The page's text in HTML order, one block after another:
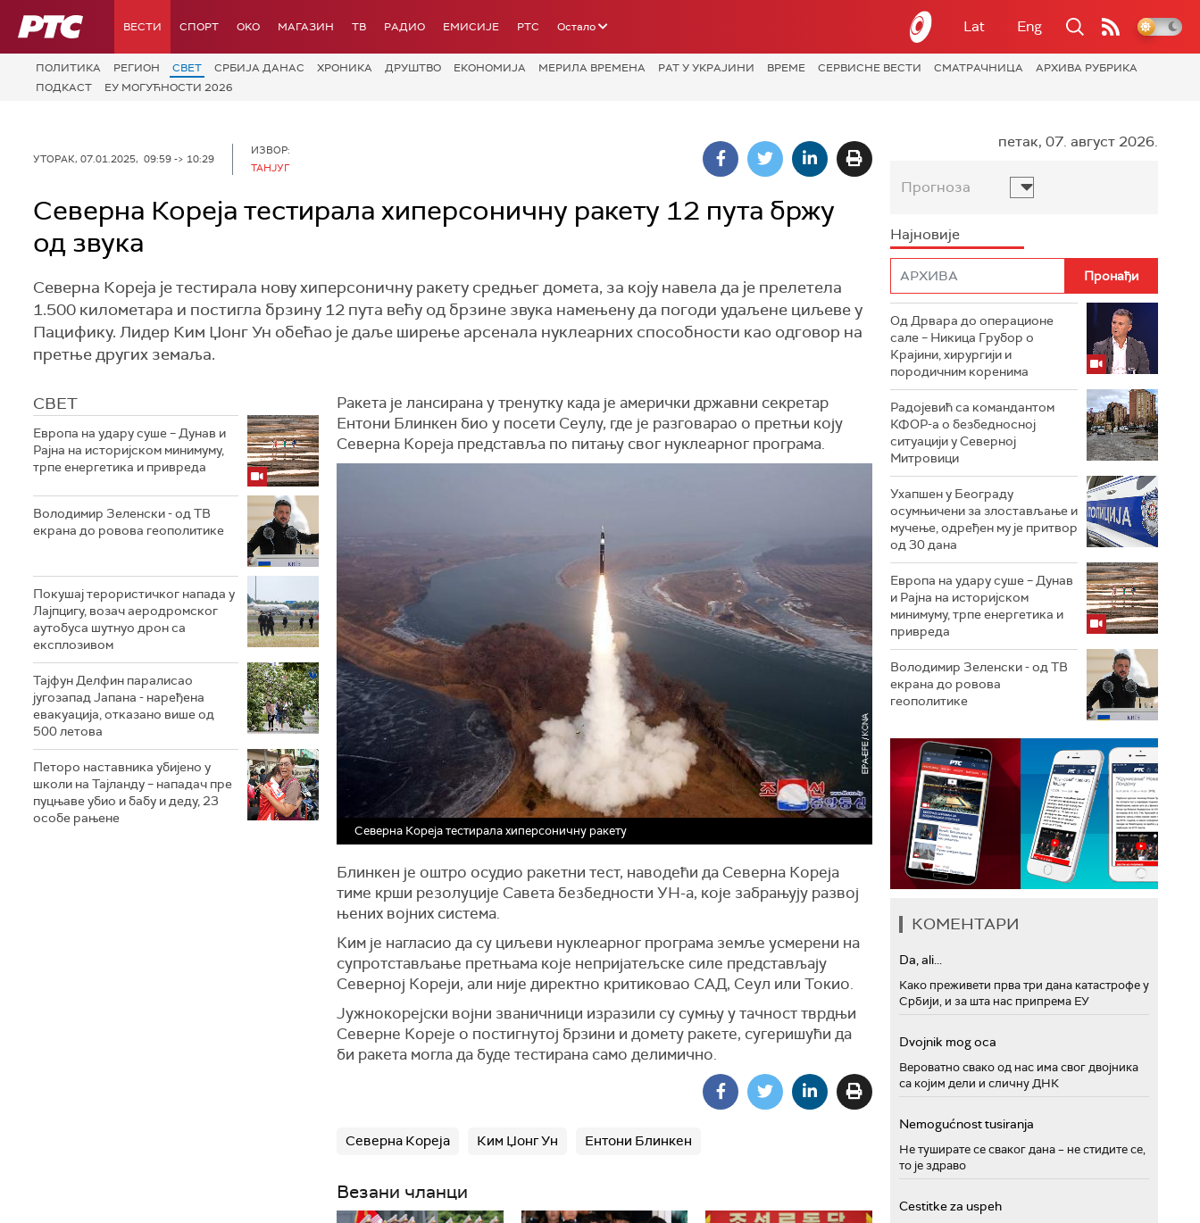
РТС ВЕСТИ СПОРТ OKO МАГАЗИН ТВ РАДИО ЕМИСИЈЕ РТС Остало Lat Eng
ПОЛИТИКА РЕГИОН СВЕТ СРБИЈА ДАНАС ХРОНИКА ДРУШТВО ЕКОНОМИЈА МЕРИЛА ВРЕМЕНА РАТ У УКРАЈИНИ ВРЕМЕ СЕРВИСНЕ ВЕСТИ СМАТРАЧНИЦА
АРХИВА РУБРИКА
ПОДКАСТ
ЕУ МОГУЋНОСТИ 2026
УТОРАК, 07.01.2025, 09:59 -> 10:29
ИЗВОР:
ТАНЈУГ
Северна Кореја тестирала хиперсоничну ракету 12 пута бржу
од звука
Северна Кореја је тестирала нову хиперсоничну ракету средњег домета, за коју навела да је прелетела
1.500 километара и постигла брзину 12 пута већу од брзине звука намењену да погоди удаљене циљеве у
Пацифику. Лидер Ким Џонг Ун обећао је даље ширење арсенала нуклеарних способности као одговор на
претње других земаља.
СВЕТ
Европа на удару суше – Дунав и
Рајна на историјском минимуму,
трпе енергетика и привреда
Володимир Зеленски - од ТВ
екрана до ровова геополитике
Покушај терористичког напада у
Лајпцигу, возач аеродромског
аутобуса шутнуо дрон са
експлозивом
Тајфун Делфин паралисао
југозапад Јапана - наређена
евакуација, отказано више од
500 летова
Петоро наставника убијено у
школи на Тајланду – нападач пре
пуцњаве убио и бабу и деду, 23
особе рањене
Ракета је лансирана у тренутку када је амерички државни секретар
Ентони Блинкен био у посети Сеулу, где је разговарао о претњи коју
Северна Кореја представља по питању свог нуклеарног програма.
Северна Кореја тестирала хиперсоничну ракету
Блинкен је оштро осудио ракетни тест, наводећи да Северна Кореја
тиме крши резолуције Савета безбедности УН-а, које забрањују развој
њених војних система.
Ким је нагласио да су циљеви нуклеарног програма земље усмерени на
супротстављање претњама које непријатељске силе представљају
Северној Кореји, али није директно критиковао САД, Сеул или Токио.
Јужнокорејски војни званичници изразили су сумњу у тачност тврдњи
Северне Кореје о постигнутој брзини и домету ракете, сугеришући да
би ракета могла да буде тестирана само делимично.
Северна Кореја Ким Џонг Ун Ентони Блинкен
Везани чланци
петак, 07. август 2026.
Прогноза
Најновије
Од Дрвара до операционе
сале – Никица Грубор о
Крајини, хирургији и
породичним коренима
Радојевић са командантом
КФОР-а о безбедносној
ситуацији у Северној
Митровици
Ухапшен у Београду
осумњичени за злостављање и
мучење, одређен му је притвор
од 30 дана
Европа на удару суше – Дунав
и Рајна на историјском
минимуму, трпе енергетика и
привреда
Володимир Зеленски - од ТВ
екрана до ровова
геополитике
КОМЕНТАРИ
Da, ali...
Како преживети прва три дана катастрофе у
Србији, и за шта нас припрема ЕУ
Dvojnik mog oca
Вероватно свако од нас има свог двојника
са којим дели и сличну ДНК
Nemogućnost tusiranja
Не туширате се сваког дана – не стидите се,
то је здраво
Cestitke za uspeh